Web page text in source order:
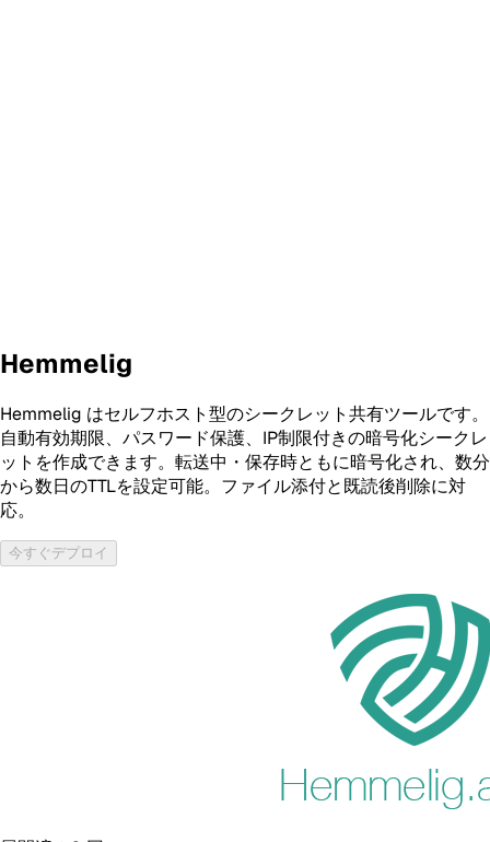
Hemmelig
Hemmelig はセルフホスト型のシークレット共有ツールです。
自動有効期限、パスワード保護、IP制限付きの暗号化シークレ
ットを作成できます。転送中・保存時ともに暗号化され、数分
から数日のTTLを設定可能。ファイル添付と既読後削除に対
応。
今すぐデプロイ